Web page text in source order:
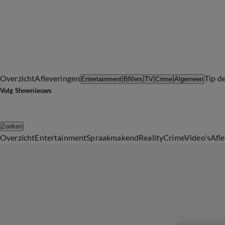
OverzichtAfleveringen Entertainment BN'ers TV Crime AlgemeenTip
Volg Shownieuws
Zoeken
OverzichtEntertainmentSpraakmakendRealityCrimeVideo's